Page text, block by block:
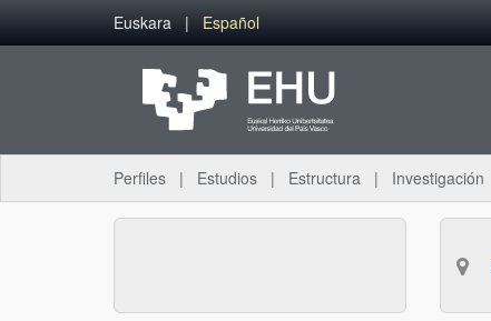
Saltar al contenido principal
Euskara Español
Perfiles Estudios Estructura Investigación